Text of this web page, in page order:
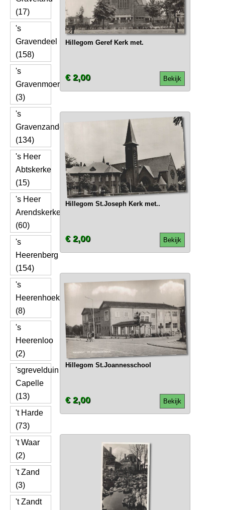
(17)
's
Gravendeel
(158)
's
Gravenmoer
(3)
's
Gravenzande
(134)
's Heer
Abtskerke
(15)
's Heer
Arendskerke
(60)
's
Heerenberg
(154)
's
Heerenhoek
(8)
's
Heerenloo
(2)
'sgrevelduin
Capelle
(13)
't Harde
(73)
't Waar
(2)
't Zand
(3)
't Zandt
Hillegom Geref Kerk met.
Bekijk
€ 2,00
Hillegom St.Joseph Kerk met..
Bekijk
€ 2,00
Hillegom St.Joannesschool
Bekijk
€ 2,00